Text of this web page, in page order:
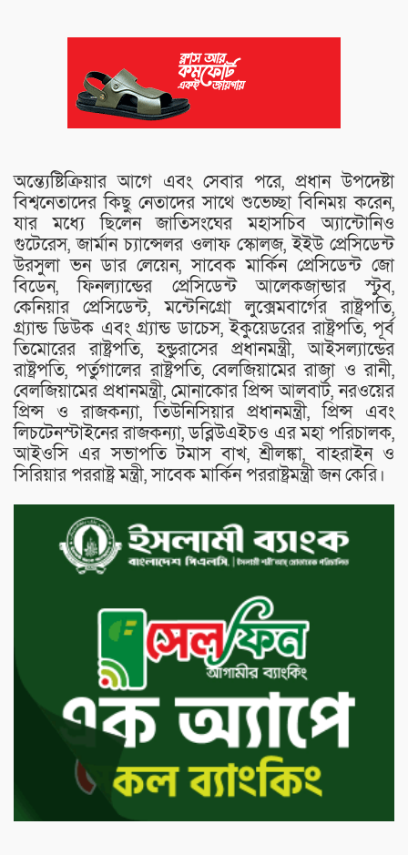
অন্ত্যেষ্টিক্রিয়ার আগে এবং সেবার পরে, প্রধান উপদেষ্টা
বিশ্বনেতাদের কিছু নেতাদের সাথে শুভেচ্ছা বিনিময় করেন,
যার মধ্যে ছিলেন জাতিসংঘের মহাসচিব অ্যান্টোনিও
গুটেরেস, জার্মান চ্যান্সেলর ওলাফ স্কোলজ, ইইউ প্রেসিডেন্ট
উরসুলা ভন ডার লেয়েন, সাবেক মার্কিন প্রেসিডেন্ট জো
বিডেন, ফিনল্যান্ডের প্রেসিডেন্ট আলেকজান্ডার স্টুব,
কেনিয়ার প্রেসিডেন্ট, মন্টেনিগ্রো লুক্সেমবার্গের রাষ্ট্রপতি,
গ্র্যান্ড ডিউক এবং গ্র্যান্ড ডাচেস, ইকুয়েডরের রাষ্ট্রপতি, পূর্ব
তিমোরের রাষ্ট্রপতি, হন্ডুরাসের প্রধানমন্ত্রী, আইসল্যান্ডের
রাষ্ট্রপতি, পর্তুগালের রাষ্ট্রপতি, বেলজিয়ামের রাজা ও রানী,
বেলজিয়ামের প্রধানমন্ত্রী, মোনাকোর প্রিন্স আলবার্ট, নরওয়ের
প্রিন্স ও রাজকন্যা, তিউনিসিয়ার প্রধানমন্ত্রী, প্রিন্স এবং
লিচটেনস্টাইনের রাজকন্যা, ডব্লিউএইচও এর মহা পরিচালক,
আইওসি এর সভাপতি টমাস বাখ, শ্রীলঙ্কা, বাহরাইন ও
সিরিয়ার পররাষ্ট্র মন্ত্রী, সাবেক মার্কিন পররাষ্ট্রমন্ত্রী জন কেরি।